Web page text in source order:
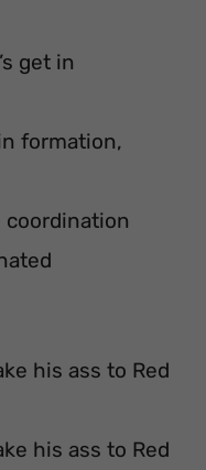
get in
formation,
coordination
his ass to Red
his ass to Red